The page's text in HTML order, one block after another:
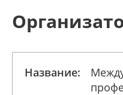
Название: